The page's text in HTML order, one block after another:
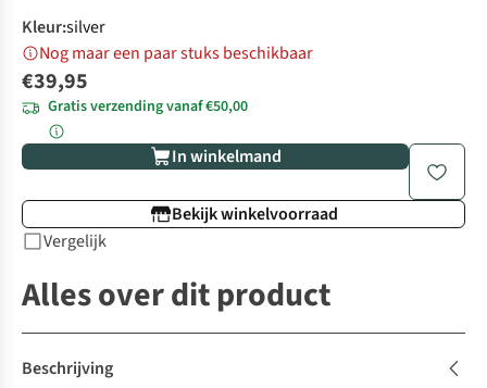
Kleur:silver
Nog maar een paar stuks beschikbaar
€39,95
Gratis verzending vanaf €50,00
In winkelmand
Bekijk winkelvoorraad
Vergelijk
Alles over dit product
Beschrijving